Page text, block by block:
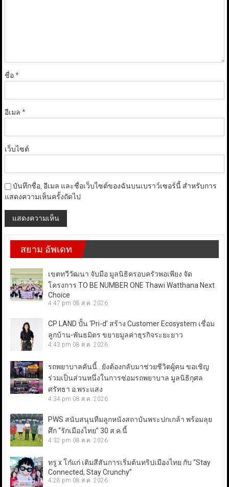
ชื่อ*
อีเมล *
เว็บไซต์
บันทึกชื่อ, อีเมล และชื่อเว็บไซต์ของฉันบนเบราว์เซอร์นี้ สำหรับการ
แสดงความเห็นครั้งถัดไป
สยาม อัพเดท
เขตทวีวัฒนา จับมือ มูลนิธิครอบครัวพอเพียง จัด
โครงการ TO BE NUMBER ONE Thawi Watthana Next
Choice
4:47 pm 08 ส.ค. 2026
CP LAND ปั้น ‘Pri-d’ สร้าง Customer Ecosystem เชื่อม
ลูกบ้าน-พันธมิตร ขยายมูลค่าธุรกิจระยะยาว
4:43 pm 08 ส.ค. 2026
รถพยาบาลคันนี้…ยังต้องกลับมาช่วยชีวิตผู้คน ขอเชิญ
ร่วมเป็นส่วนหนึ่งในการซ่อมรถพยาบาล มูลนิธิกุศล
ศรัทธา อ.พระแสง
4:34 pm 08 ส.ค. 2026
PWS สนับสนุนทีมลูกหนังสถาบันพระปกเกล้า พร้อมลุย
ศึก “รักเมืองไทย” 30 ส.ค.นี้
4:32 pm 08 ส.ค. 2026
ทรู x โก๋แก่ เติมสีสันการเริ่มต้นทริปเมืองไทย กับ “Stay
Connected, Stay Crunchy”
4:28 pm 08 ส.ค. 2026